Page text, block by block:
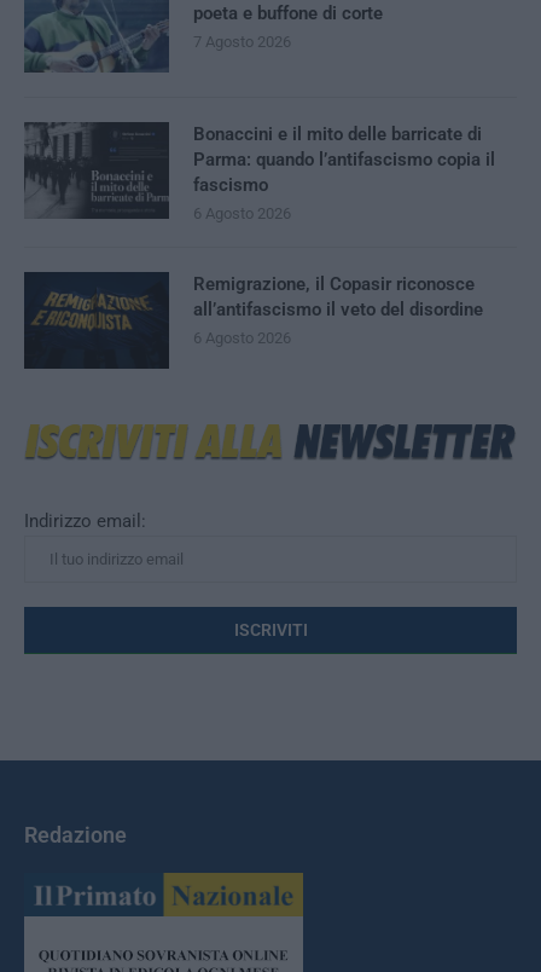
Indirizzo email:
poeta e buffone di corte
7 Agosto 2026
Bonaccini e il mito delle barricate di
Parma: quando l’antifascismo copia il
fascismo
6 Agosto 2026
Remigrazione, il Copasir riconosce
all’antifascismo il veto del disordine
6 Agosto 2026
Redazione